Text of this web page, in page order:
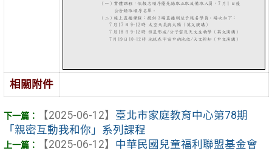
相關附件
【2025-06-12】 臺北市家庭教育中心第78期
「親密互動我和你」系列課程
【2025-06-12】 中華民國兒童福利聯盟基金會